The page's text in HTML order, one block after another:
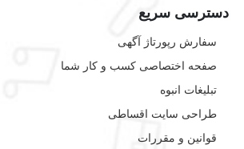
دسترسی سریع
سفارش رپورتاژ آگهی
صفحه اختصاصی کسب و کار شما
تبلیغات انبوه
طراحی سایت اقساطی
قوانین و مقررات